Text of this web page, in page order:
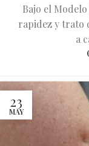
Bajo el
rapidez y trato
a
23
MAY